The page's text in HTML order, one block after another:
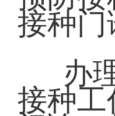
接种门
办
接种